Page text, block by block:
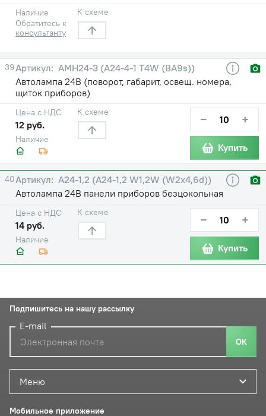
Наличие
Обратитесь к
консультанту
К схеме
39
АМН24-3 (А24-4-1 T4W (BA9s))
Автолампа 24В (поворот, габарит, освещ. номера,
щиток приборов)
Наличие
Цена с НДС
12 руб.
К схеме − +
Купить
40
А24-1,2 (А24-1,2 W1,2W (W2x4,6d))
Автолампа 24В панели приборов безцокольная
Наличие
Цена с НДС
14 руб.
К схеме − +
Купить
Меню
Мобильное приложение
Подпишитесь на нашу рассылку
E-mail
ОК